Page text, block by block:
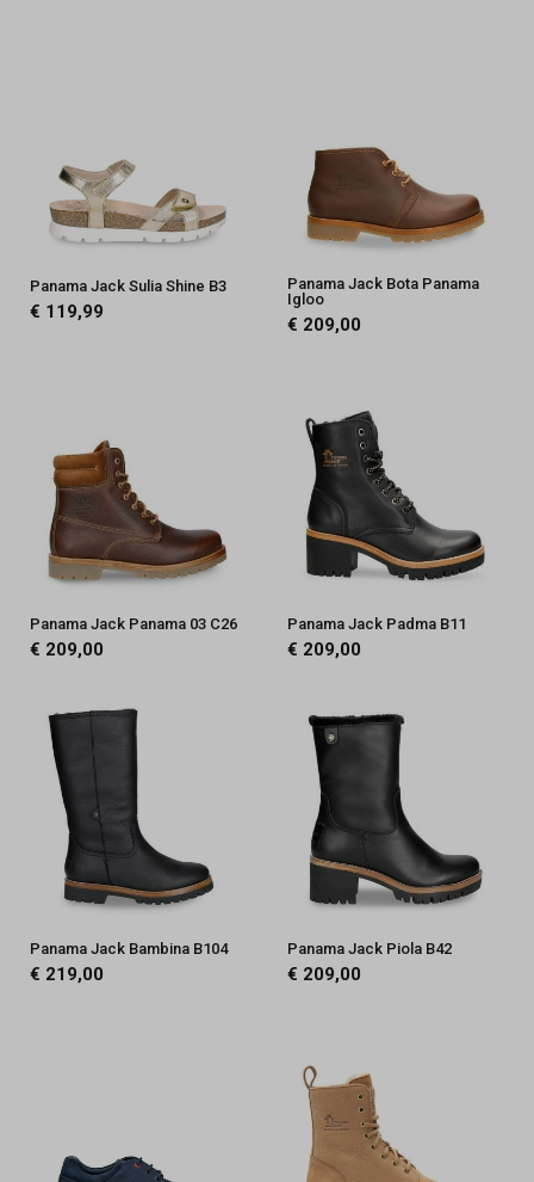
Panama Jack Sulia Shine B3
€ 119,99
Panama Jack Bota Panama
Igloo
€ 209,00
Panama Jack Panama 03 C26
€ 209,00
Panama Jack Padma B11
€ 209,00
Panama Jack Bambina B104
€ 219,00
Panama Jack Piola B42
€ 209,00